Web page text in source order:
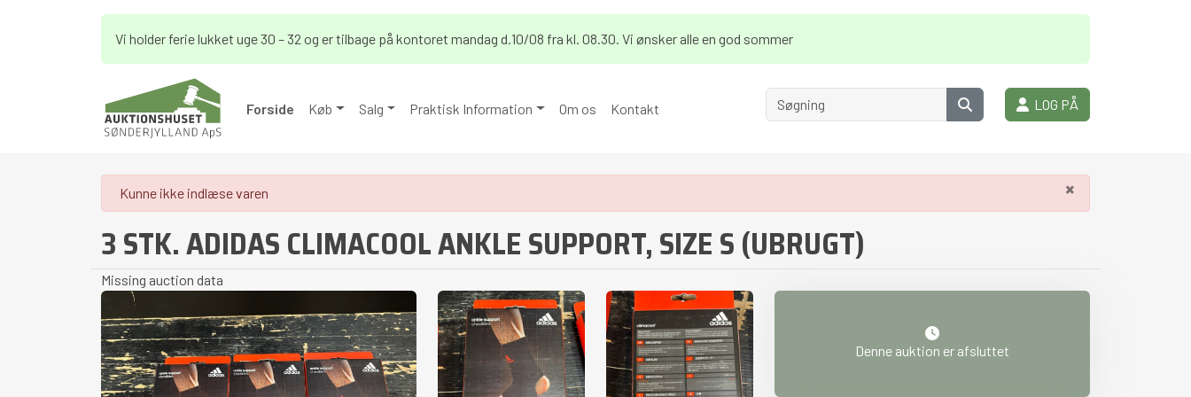
Vi holder ferie lukket uge 30 – 32 og er tilbage på kontoret mandag d.10/08 fra kl. 08.30. Vi ønsker alle en god sommer
Forside Køb Salg Praktisk Information Om os Kontakt LOG PÅ
×
danger
Kunne ikke indlæse varen
3 STK. ADIDAS CLIMACOOL ANKLE SUPPORT, SIZE S (UBRUGT)
Missing auction data
Denne auktion er afsluttet